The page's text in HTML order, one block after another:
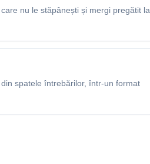
nu le stăpânești și mergi pregătit la
spatele întrebărilor, într-un format